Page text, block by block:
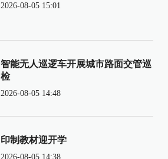
2026-08-05 15:01
智能无人巡逻车开展城市路面交管巡
检
2026-08-05 14:48
印制教材迎开学
2026-08-05 14:38